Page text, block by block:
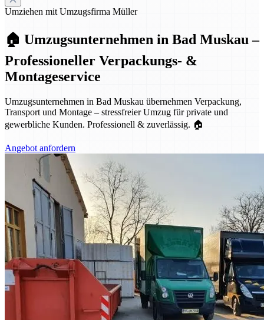
Umziehen mit Umzugsfirma Müller
🏠 Umzugsunternehmen in Bad Muskau –
Professioneller Verpackungs- &
Montageservice
Umzugsunternehmen in Bad Muskau übernehmen Verpackung,
Transport und Montage – stressfreier Umzug für private und
gewerbliche Kunden. Professionell & zuverlässig. 🏠
Angebot anfordern